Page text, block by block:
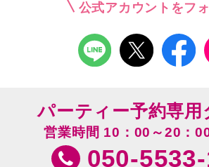
公式アカウントをフ
パーティー予約専用
営業時間 10：00～20：
050-